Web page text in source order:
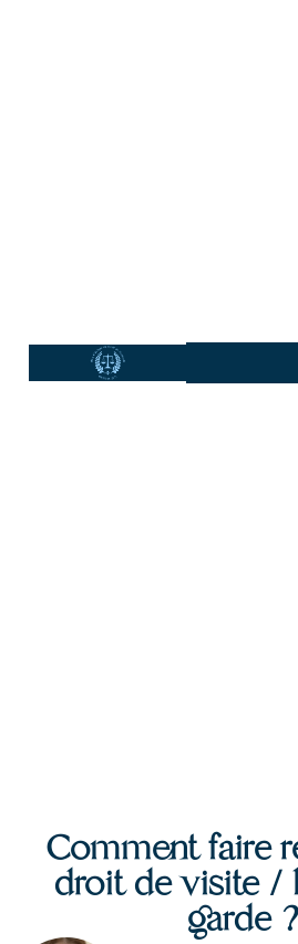
Comment faire
droit de visite /
garde ?